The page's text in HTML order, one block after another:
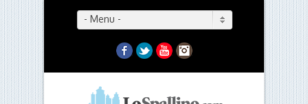
- Menu -
Facebook
TwitterYouTubeInstagram